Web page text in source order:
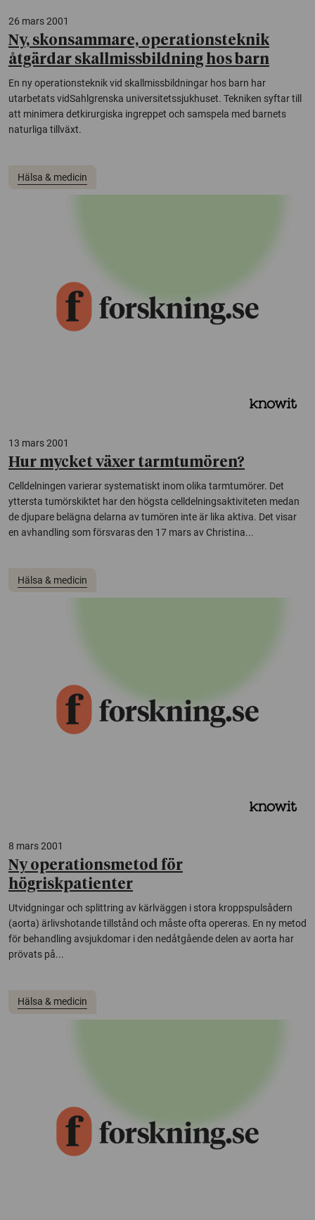
26 mars 2001
Ny, skonsammare, operationsteknik
åtgärdar skallmissbildning hos barn
En ny operationsteknik vid skallmissbildningar hos barn har
utarbetats vidSahlgrenska universitetssjukhuset. Tekniken syftar till
att minimera detkirurgiska ingreppet och samspela med barnets
naturliga tillväxt.
Hälsa & medicin
13 mars 2001
Hur mycket växer tarmtumören?
Celldelningen varierar systematiskt inom olika tarmtumörer. Det
yttersta tumörskiktet har den högsta celldelningsaktiviteten medan
de djupare belägna delarna av tumören inte är lika aktiva. Det visar
en avhandling som försvaras den 17 mars av Christina...
Hälsa & medicin
8 mars 2001
Ny operationsmetod för
högriskpatienter
Utvidgningar och splittring av kärlväggen i stora kroppspulsådern
(aorta) ärlivshotande tillstånd och måste ofta opereras. En ny metod
för behandling avsjukdomar i den nedåtgående delen av aorta har
prövats på...
Hälsa & medicin